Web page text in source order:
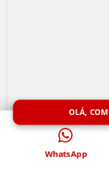
OLÁ,
WhatsApp